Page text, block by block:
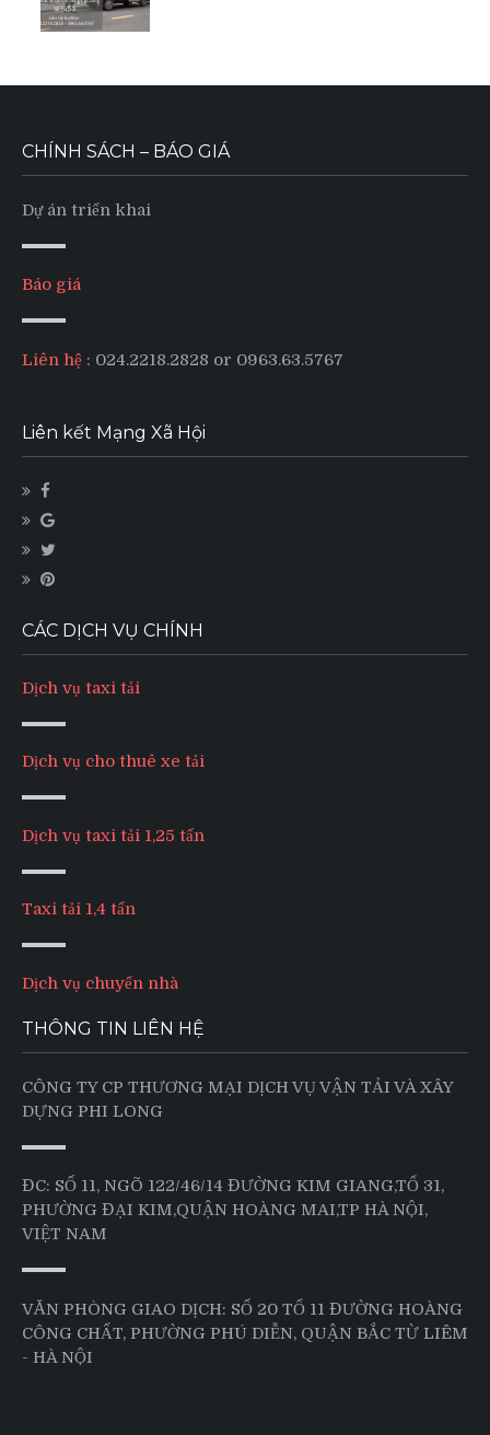
CHÍNH SÁCH – BÁO GIÁ
Dự án triển khai
Báo giá
Liên hệ : 024.2218.2828 or 0963.63.5767
Liên kết Mạng Xã Hội
CÁC DỊCH VỤ CHÍNH
Dịch vụ taxi tải
Dịch vụ cho thuê xe tải
Dịch vụ taxi tải 1,25 tấn
Taxi tải 1,4 tấn
Dịch vụ chuyển nhà
THÔNG TIN LIÊN HỆ
CÔNG TY CP THƯƠNG MẠI DỊCH VỤ VẬN TẢI VÀ XÂY
DỰNG PHI LONG
ĐC: SỐ 11, NGÕ 122/46/14 ĐƯỜNG KIM GIANG,TỔ 31,
PHƯỜNG ĐẠI KIM,QUẬN HOÀNG MAI,TP HÀ NỘI,
VIỆT NAM
VĂN PHÒNG GIAO DỊCH: SỐ 20 TỔ 11 ĐƯỜNG HOÀNG
CÔNG CHẤT, PHƯỜNG PHÚ DIỄN, QUẬN BẮC TỪ LIÊM
- HÀ NỘI